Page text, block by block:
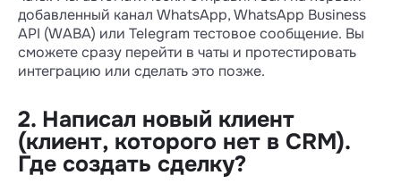
добавленный канал WhatsApp, WhatsApp Business
API (WABA) или Telegram тестовое сообщение. Вы
сможете сразу перейти в чаты и протестировать
интеграцию или сделать это позже.
2. Написал новый клиент
(клиент, которого нет в CRM).
Где создать сделку?